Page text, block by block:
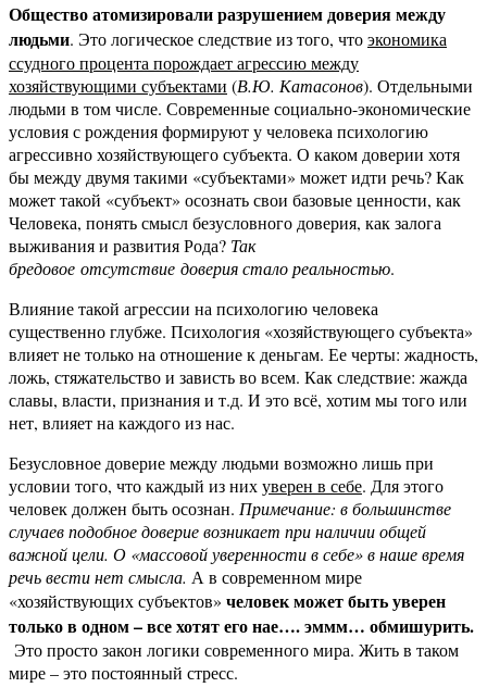
Общество атомизировали разрушением доверия между
людьми. Это логическое следствие из того, чтоэкономика
ссудного процента порождает агрессию между
хозяйствующими субъектами (В.Ю. Катасонов). Отдельными
людьми в том числе. Современные социально-экономические
условия с рождения формируют у человека психологию
агрессивно хозяйствующего субъекта. О каком доверии хотя
бы между двумя такими «субъектами» может идти речь? Как
может такой «субъект» осознать свои базовые ценности, как
Человека, понять смысл безусловного доверия, как залога
выживания и развития Рода? Так
бредовое отсутствие доверия стало реальностью.
Влияние такой агрессии на психологию человека
существенно глубже. Психология «хозяйствующего субъекта»
влияет не только на отношение к деньгам. Ее черты: жадность,
ложь, стяжательство и зависть во всем. Как следствие: жажда
славы, власти, признания и т.д. И это всё, хотим мы того или
нет, влияет на каждого из нас.
Безусловное доверие между людьми возможно лишь при
условии того, что каждый из нихуверен в себе. Для этого
человек должен быть осознан. Примечание: в большинстве
случаев подобное доверие возникает при наличии общей
важной цели. О «массовой уверенности в себе» в наше время
речь вести нет смысла. А в современном мире
«хозяйствующих субъектов» человек может быть уверен
только в одном – все хотят его нае…. эммм… обмишурить.
Это просто закон логики современного мира. Жить в таком
мире – это постоянный стресс.